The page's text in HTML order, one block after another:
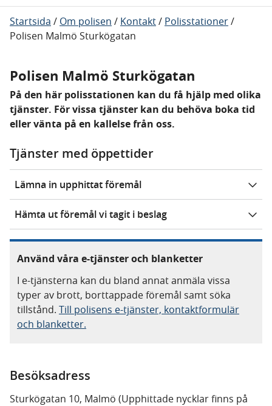
Startsida / Om polisen / Kontakt/ Polisstationer/
Polisen Malmö Sturkögatan
Polisen Malmö Sturkögatan
På den här polisstationen kan du få hjälp med olika
tjänster. För vissa tjänster kan du behöva boka tid
eller vänta på en kallelse från oss.
Tjänster med öppettider
Lämna in upphittat föremål
Hämta ut föremål vi tagit i beslag
Använd våra e-tjänster och blanketter
I e-tjänsterna kan du bland annat anmäla vissa
typer av brott, borttappade föremål samt söka
tillstånd. Till polisens e-tjänster, kontaktformulär
och blanketter.
Besöksadress
Sturkögatan 10, Malmö (Upphittade nycklar finns på